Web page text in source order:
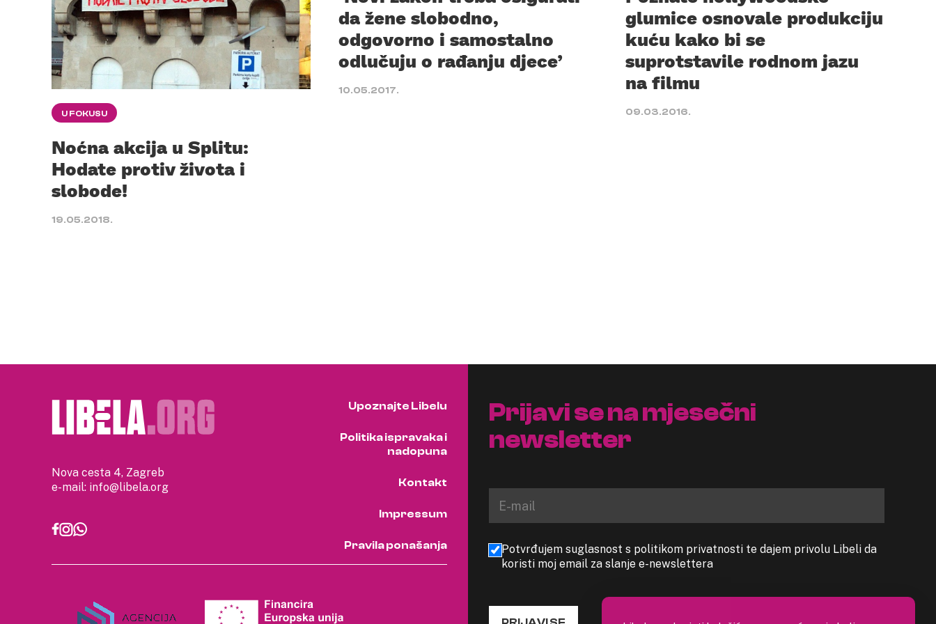
U FOKUSU
Noćna akcija u Splitu:
Hodate protiv života i
slobode!
19.05.2018.
da žene slobodno,
odgovorno i samostalno
odlučuju o rađanju djece’
10.05.2017.
glumice osnovale produkciju
kuću kako bi se
suprotstavile rodnom jazu
na filmu
09.03.2016.
Nova cesta 4, Zagreb
e-mail: info@libela.org
Upoznajte Libelu
Politika ispravaka i
nadopuna
Kontakt
Impressum
Pravila ponašanja
Prijavi se na mjesečni
newsletter
Potvrđujem suglasnost s politikom privatnosti te dajem privolu Libeli da
koristi moj email za slanje e-newslettera